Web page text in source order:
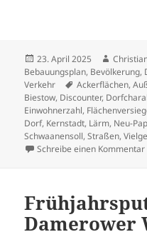
Veröffentlicht
am
23. April 2025 Autor
Bebauungsplan, Bevölkerung,
Verkehr
Schlagwörter
Ackerflächen,
Biestow, Discounter,
Einwohnerzahl,
Dorf, Kernstadt, Lärm, Neu-
Schwaanensoll,Straßen,
Schreibe einen Kommentar
Damerower